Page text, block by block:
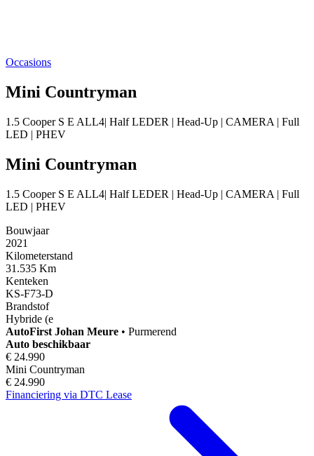
Occasions
Mini Countryman
1.5 Cooper S E ALL4| Half LEDER | Head-Up | CAMERA | Full
LED | PHEV
Mini Countryman
1.5 Cooper S E ALL4| Half LEDER | Head-Up | CAMERA | Full
LED | PHEV
Bouwjaar
2021
Kilometerstand
31.535 Km
Kenteken
KS-F73-D
Brandstof
Hybride (e
AutoFirst Johan Meure • Purmerend
Auto beschikbaar
€ 24.990
Mini Countryman
€ 24.990
Financiering via DTC Lease